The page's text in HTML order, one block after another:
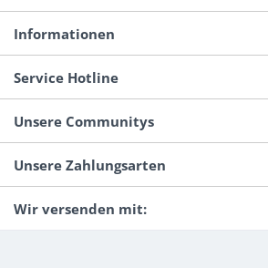
Informationen
Service Hotline
Unsere Communitys
Unsere Zahlungsarten
Wir versenden mit: